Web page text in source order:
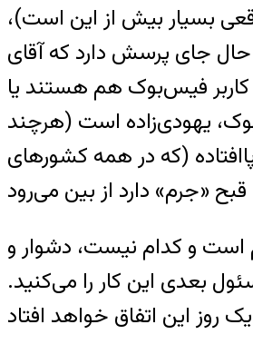
(که رقم واقعی بسیار بیش از این است)،
حال جای پرسش دارد که آقای
فیس‌بوک هم هستند یا
یهودی‌زاده است (هرچند
(که در همه کشورهای
است و کدام نیست، دشوار و
بعدی این کار را می‌کنید.